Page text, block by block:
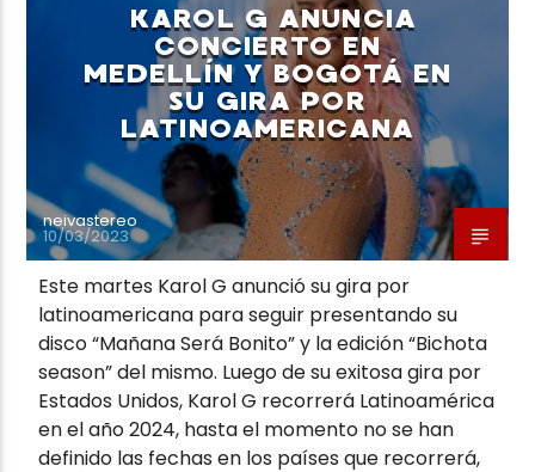
KAROL G ANUNCIA
CONCIERTO EN
MEDELLÍN Y BOGOTÁ EN
SU GIRA POR
LATINOAMERICANA
neivastereo
10/03/2023
Este martes Karol G anunció su gira por
latinoamericana para seguir presentando su
disco “Mañana Será Bonito” y la edición “Bichota
season” del mismo. Luego de su exitosa gira por
Estados Unidos, Karol G recorrerá Latinoamérica
en el año 2024, hasta el momento no se han
definido las fechas en los países que recorrerá,